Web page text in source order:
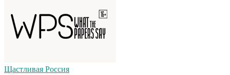
Щастливая Россия